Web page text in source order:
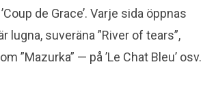
de Grace’. Varje sida öppnas
lugna, suveräna ”River of tears”,
”Mazurka” — på ’Le Chat Bleu’ osv.